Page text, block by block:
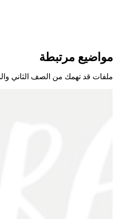
مواضيع مرتبطة
ملفات قد تهمك من الصف الثاني